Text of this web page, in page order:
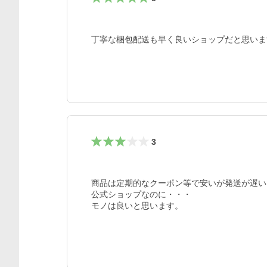
丁寧な梱包配送も早く良いショップだと思い
3
商品は定期的なクーポン等で安いが発送が遅
公式ショップなのに・・・
モノは良いと思います。